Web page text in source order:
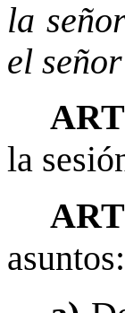
la
el
la
asuntos: